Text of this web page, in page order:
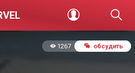
1267 обсудить